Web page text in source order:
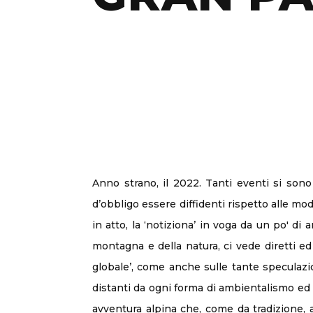
Anno strano, il 2022. Tanti eventi si
d’obbligo essere diffidenti rispetto alle
in atto, la ‘notiziona’ in voga da un po'
montagna e della natura, ci vede diretti
globale’, come anche sulle tante
distanti da ogni forma di ambientalismo ed
avventura alpina che, come da tradizione,